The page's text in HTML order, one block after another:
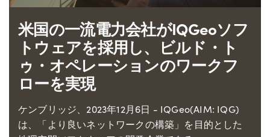
米国の一流電力会社がIQGeoソフ
トウェアを採用し、ビルド・ト
ゥ・オペレーションのワークフ
ローを実現
ケンブリッジ、2023年12月6日 - IQGeo(AIM: IQG)
は、「より良いネットワークの構築」を目的とした